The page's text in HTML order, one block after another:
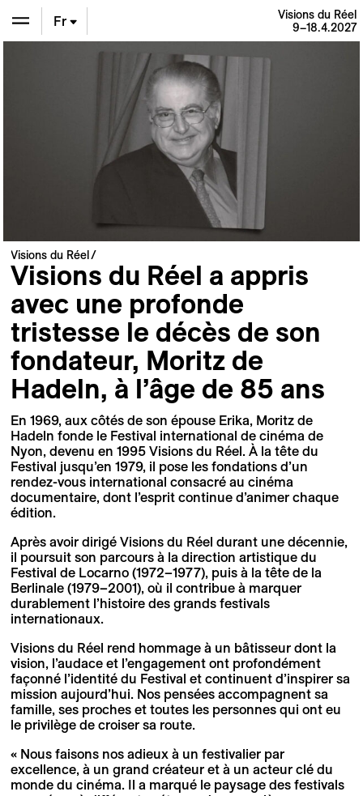
Fr
Visions du Réel
9–18.4.2027
Visions du Réel
Visions du Réel a appris
avec une profonde
tristesse le décès de son
fondateur, Moritz de
Hadeln, à l’âge de 85 ans
En 1969, aux côtés de son épouse Erika, Moritz de
Hadeln fonde le Festival international de cinéma de
Nyon, devenu en 1995 Visions du Réel. À la tête du
Festival jusqu’en 1979, il pose les fondations d’un
rendez-vous international consacré au cinéma
documentaire, dont l’esprit continue d’animer chaque
édition.
Après avoir dirigé Visions du Réel durant une décennie,
il poursuit son parcours à la direction artistique du
Festival de Locarno (1972–1977), puis à la tête de la
Berlinale (1979–2001), où il contribue à marquer
durablement l’histoire des grands festivals
internationaux.
Visions du Réel rend hommage à un bâtisseur dont la
vision, l’audace et l’engagement ont profondément
façonné l’identité du Festival et continuent d’inspirer sa
mission aujourd’hui. Nos pensées accompagnent sa
famille, ses proches et toutes les personnes qui ont eu
le privilège de croiser sa route.
« Nous faisons nos adieux à un festivalier par
excellence, à un grand créateur et à un acteur clé du
monde du cinéma. Il a marqué le paysage des festivals